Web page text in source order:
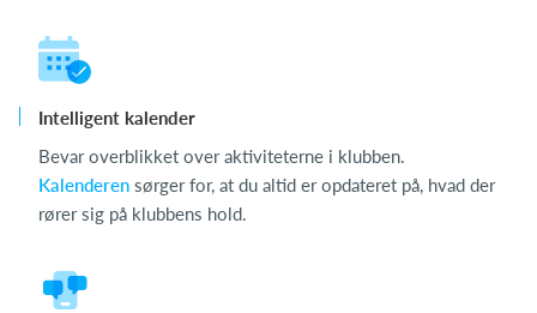
Intelligent kalender
Bevar overblikket over aktiviteterne i klubben.
Kalenderen sørger for, at du altid er opdateret på, hvad der
rører sig på klubbens hold.